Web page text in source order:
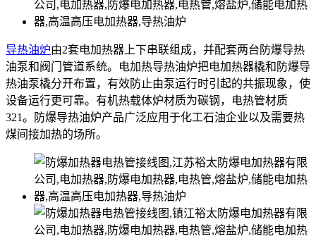
导热油炉由2套电加热器上下串联组成，并配套两台防爆导热
油泵和阀门管道系统。电加热导热油炉把电加热器橇和防爆导
热油泵橇分开布置，有效防止由泵运行时引起的共振现象，使
设备运行更可靠。有机热载体炉材质为碳钢，电热管材质
321。防爆导热油炉产品广泛应用于化工石油企业以及需要热
煤间接加热的场所。